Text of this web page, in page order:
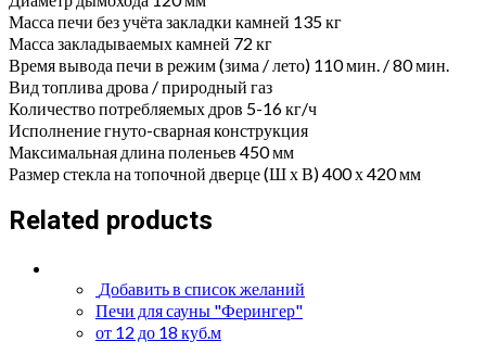
Масса печи без учёта закладки камней 135 кг
Масса закладываемых камней 72 кг
Время вывода печи в режим (зима / лето) 110 мин. / 80 мин.
Вид топлива дрова / природный газ
Количество потребляемых дров 5-16 кг/ч
Исполнение гнуто-сварная конструкция
Максимальная длина поленьев 450 мм
Размер стекла на топочной дверце (Ш х В) 400 х 420 мм
Related products
Добавить в список желаний
Печи для сауны "Ферингер"
от 12 до 18 куб.м